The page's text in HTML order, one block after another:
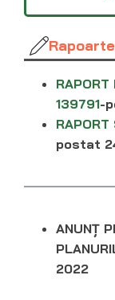
RAPORT
139791-
RAPORT
postat
ANUNȚ
2022